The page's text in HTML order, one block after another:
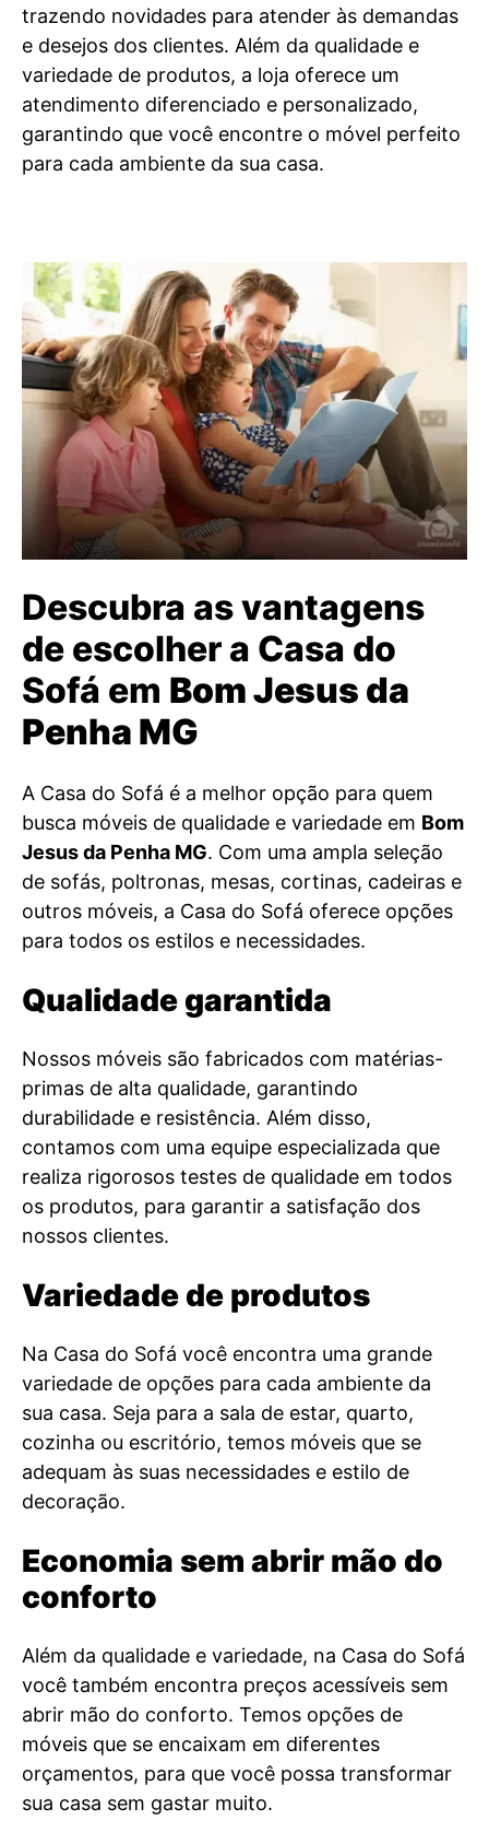
trazendo novidades para atender às demandas
e desejos dos clientes. Além da qualidade e
variedade de produtos, a loja oferece um
atendimento diferenciado e personalizado,
garantindo que você encontre o móvel perfeito
para cada ambiente da sua casa.
Descubra as vantagens
de escolher a Casa do
Sofá em Bom Jesus da
Penha MG
A Casa do Sofá é a melhor opção para quem
busca móveis de qualidade e variedade em Bom
Jesus da Penha MG. Com uma ampla seleção
de sofás, poltronas, mesas, cortinas, cadeiras e
outros móveis, a Casa do Sofá oferece opções
para todos os estilos e necessidades.
Qualidade garantida
Nossos móveis são fabricados com matérias-
primas de alta qualidade, garantindo
durabilidade e resistência. Além disso,
contamos com uma equipe especializada que
realiza rigorosos testes de qualidade em todos
os produtos, para garantir a satisfação dos
nossos clientes.
Variedade de produtos
Na Casa do Sofá você encontra uma grande
variedade de opções para cada ambiente da
sua casa. Seja para a sala de estar, quarto,
cozinha ou escritório, temos móveis que se
adequam às suas necessidades e estilo de
decoração.
Economia sem abrir mão do
conforto
Além da qualidade e variedade, na Casa do Sofá
você também encontra preços acessíveis sem
abrir mão do conforto. Temos opções de
móveis que se encaixam em diferentes
orçamentos, para que você possa transformar
sua casa sem gastar muito.